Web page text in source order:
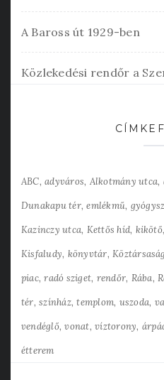
A Baross út 1929-ben
Közlekedési rendőr a
ABC adyváros Alkotmány utca
Dunakapu tér emlékmű
Kazinczy utca Kettős híd kikötő
Kisfaludy könyvtár
piac radó sziget rendőr Rába
tér színház templom uszoda
vendéglő vonat víztorony
étterem